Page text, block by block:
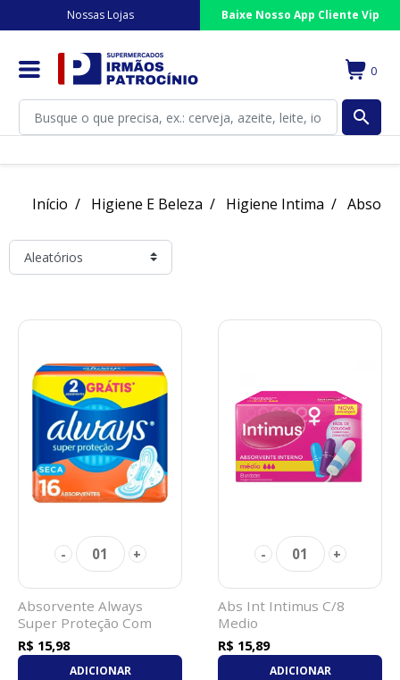
Nossas Lojas Baixe Nosso App Cliente Vip
0
search
Início Higiene E Beleza Higiene Intima
- 01 +
Absorvente Always
Super Proteção Com
Abas Seca 16Un
R$ 15,98
ADICIONAR
- 01 +
Abs Int Intimus C/8
Medio
R$ 15,89
ADICIONAR